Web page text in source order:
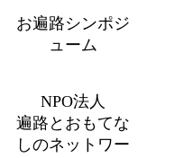
お遍路シンポジ
ューム
NPO法人
遍路とおもてな
しのネットワー